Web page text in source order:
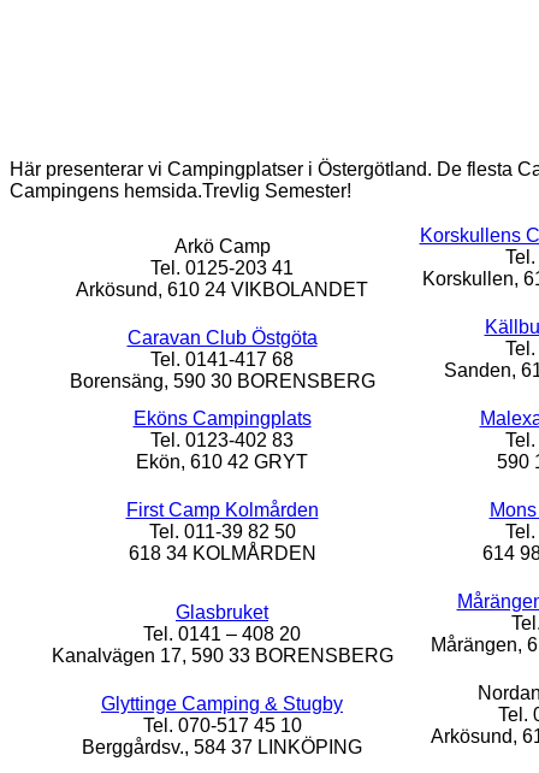
Här presenterar vi Campingplatser i Östergötland. De flesta
Campingens hemsida.Trevlig Semester!
Arkö Camp
Tel. 0125-203 41
Arkösund, 610 24 VIKBOLANDET
Korskullens
Korskullen,
Caravan Club Östgöta
Tel. 0141-417 68
Borensäng, 590 30 BORENSBERG
Sanden,
Eköns Campingplats
Tel. 0123-402 83
Ekön, 610 42 GRYT
590
First Camp Kolmården
Tel. 011-39 82 50
618 34 KOLMÅRDEN
614
Glasbruket
Tel. 0141 – 408 20
Kanalvägen 17, 590 33 BORENSBERG
Mårängen,
Glyttinge Camping & Stugby
Tel. 070-517 45 10
Berggårdsv., 584 37 LINKÖPING
Tel.
Arkösund,